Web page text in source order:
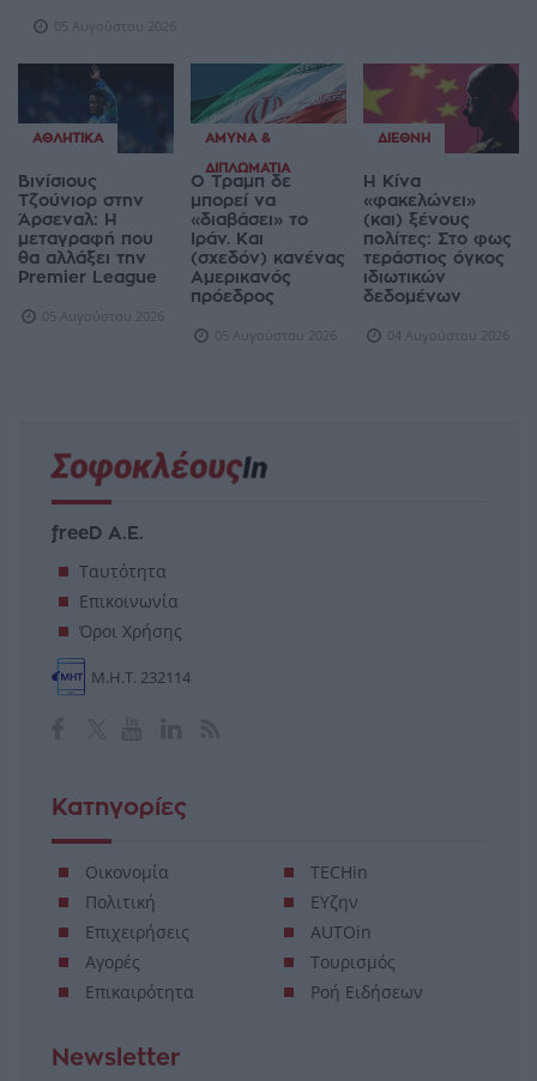
05 Αυγούστου 2026
ΑΘΛΗΤΙΚΆ
Βινίσιους
Τζούνιορ στην
Άρσεναλ: Η
μεταγραφή που
θα αλλάξει την
Premier League
05 Αυγούστου 2026
ΆΜΥΝΑ &
ΔΙΠΛΩΜΑΤΊΑ
Ο Τραμπ δε
μπορεί να
«διαβάσει» το
Ιράν. Και
(σχεδόν) κανένας
Αμερικανός
πρόεδρος
05 Αυγούστου 2026
ΔΙΕΘΝΉ
Η Κίνα
«φακελώνει»
(και) ξένους
πολίτες: Στο φως
τεράστιος όγκος
ιδιωτικών
δεδομένων
04 Αυγούστου 2026